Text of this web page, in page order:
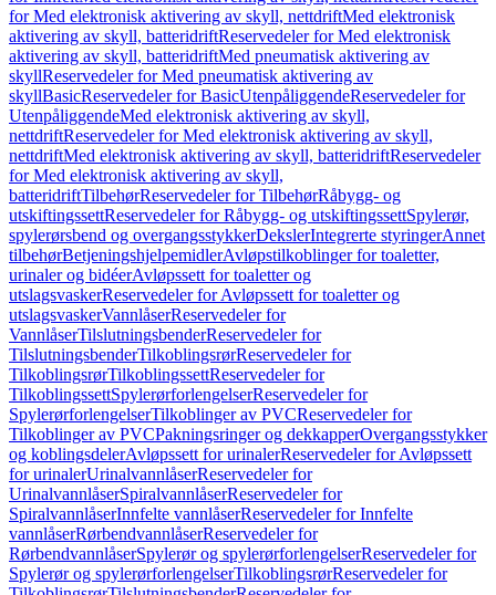
for Med elektronisk aktivering av skyll, nettdriftMed elektronisk
aktivering av skyll, batteridriftReservedeler for Med elektronisk
aktivering av skyll, batteridriftMed pneumatisk aktivering av
skyllReservedeler for Med pneumatisk aktivering av
skyllBasicReservedeler for BasicUtenpåliggendeReservedeler for
UtenpåliggendeMed elektronisk aktivering av skyll,
nettdriftReservedeler for Med elektronisk aktivering av skyll,
nettdriftMed elektronisk aktivering av skyll, batteridriftReservedeler
for Med elektronisk aktivering av skyll,
batteridriftTilbehørReservedeler for TilbehørRåbygg- og
utskiftingssettReservedeler for Råbygg- og utskiftingssettSpylerør,
spylerørsbend og overgangsstykkerDekslerIntegrerte styringerAnnet
tilbehørBetjeningshjelpemidlerAvløpstilkoblinger for toaletter,
urinaler og bidéerAvløpssett for toaletter og
utslagsvaskerReservedeler for Avløpssett for toaletter og
utslagsvaskerVannlåserReservedeler for
VannlåserTilslutningsbenderReservedeler for
TilslutningsbenderTilkoblingsrørReservedeler for
TilkoblingsrørTilkoblingssettReservedeler for
TilkoblingssettSpylerørforlengelserReservedeler for
SpylerørforlengelserTilkoblinger av PVCReservedeler for
Tilkoblinger av PVCPakningsringer og dekkapperOvergangsstykker
og koblingsdelerAvløpssett for urinalerReservedeler for Avløpssett
for urinalerUrinalvannlåserReservedeler for
UrinalvannlåserSpiralvannlåserReservedeler for
SpiralvannlåserInnfelte vannlåserReservedeler for Innfelte
vannlåserRørbendvannlåserReservedeler for
RørbendvannlåserSpylerør og spylerørforlengelserReservedeler for
Spylerør og spylerørforlengelserTilkoblingsrørReservedeler for